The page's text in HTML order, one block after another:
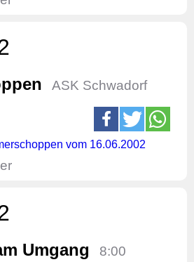
ASK Schwadorf
vom 16.06.2002
Umgang 8:00